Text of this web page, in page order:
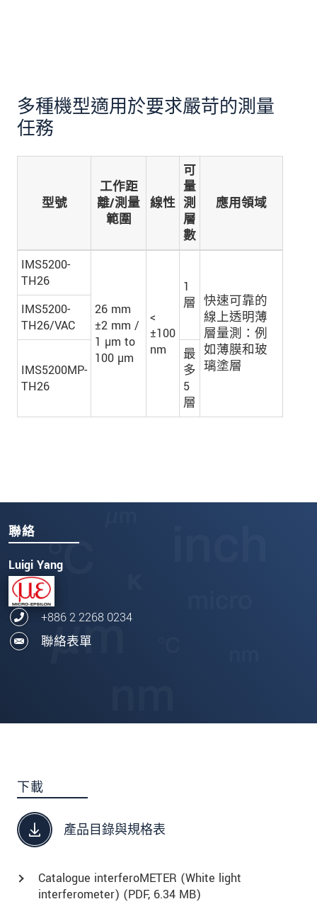
多種機型適用於要求嚴苛的測量
任務
型號
工作距
離/測量
範圍
線性
可
量
測
層
數
應用領域
IMS5200-
TH26
26 mm
±2 mm /
1 µm to
100 µm
<
±100
nm
1
層 快速可靠的
線上透明薄
層量測：例
如薄膜和玻
璃塗層
IMS5200-
TH26/VAC
IMS5200MP-
TH26
最
多
5
層
聯絡
Luigi Yang
+886 2 2268 0234
聯絡表單
下載
產品目錄與規格表
Catalogue interferoMETER (White light
interferometer) (PDF, 6.34 MB)